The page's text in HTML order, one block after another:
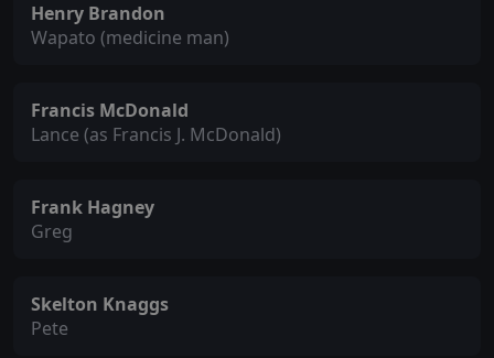
Henry Brandon
Wapato (medicine man)
Francis McDonald
Lance (as Francis J. McDonald)
Frank Hagney
Greg
Skelton Knaggs
Pete